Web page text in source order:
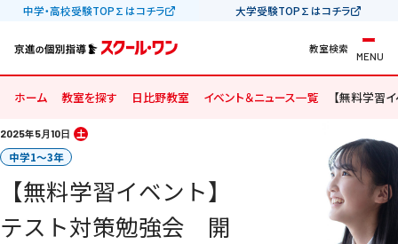
中学・高校受験TOP∑はコチラ 大学受験TOP∑はコチラ
教室検索
MENU
ホーム 教室を探す 日比野教室 イベント＆ニュース一覧 【無料学習
2025年5月10日 土
中学1〜3年
【無料学習イベント】
テスト対策勉強会 開